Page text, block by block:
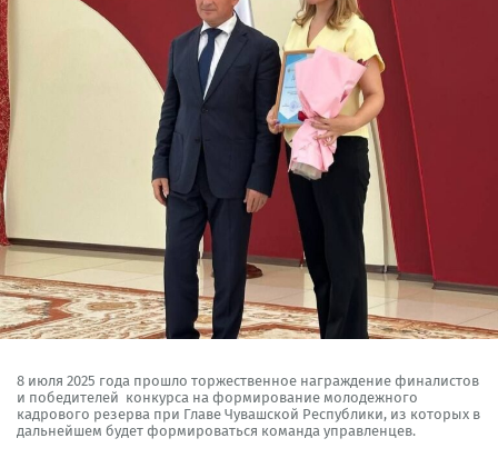
8 июля 2025 года прошло торжественное награждение финалистов
и победителей конкурса на формирование молодежного
кадрового резерва при Главе Чувашской Республики, из которых в
дальнейшем будет формироваться команда управленцев.